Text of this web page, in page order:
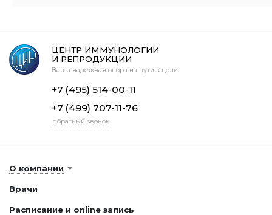
ЦЕНТР ИММУНОЛОГИИ
И РЕПРОДУКЦИИ
Ваша надежная опора на пути к цели
+7 (495) 514-00-11
+7 (499) 707-11-76
обратный звонок
О компании
Врачи
Расписание и online запись